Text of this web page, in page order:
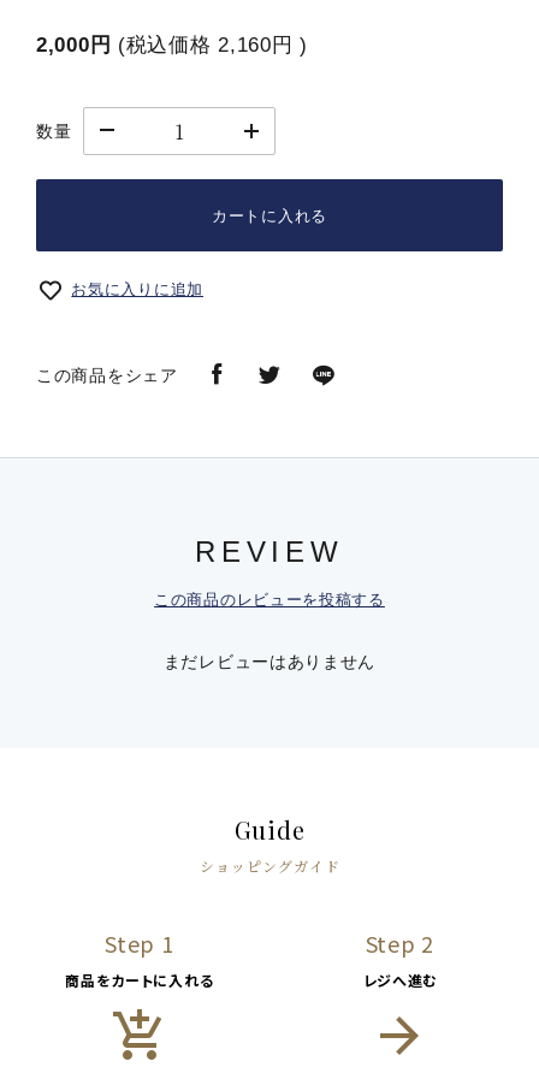
2,000円 (税込価格2,160円 )
数量
カートに入れる
お気に入りに追加
この商品をシェア
REVIEW
この商品のレビューを投稿する
まだレビューはありません
Guide
ショッピングガイド
Step 1
商品をカートに入れる
add_shopping_cart
Step 2
レジへ進む
arrow_forward